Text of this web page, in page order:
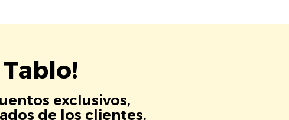
exclusivos,
de los clientes.